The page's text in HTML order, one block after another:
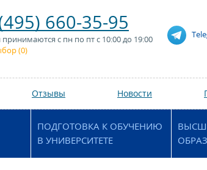
660-35-95
с пн по пт с 10:00 до 19:00
(0)
Отзывы Новости
ПОДГОТОВКА К ОБУЧЕНИЮ
В УНИВЕРСИТЕТЕ